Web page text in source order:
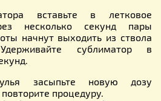
вставьте в летковое
несколько секунд пары
начнут выходить из ствола
сублиматор в
засыпьте новую дозу
процедуру.